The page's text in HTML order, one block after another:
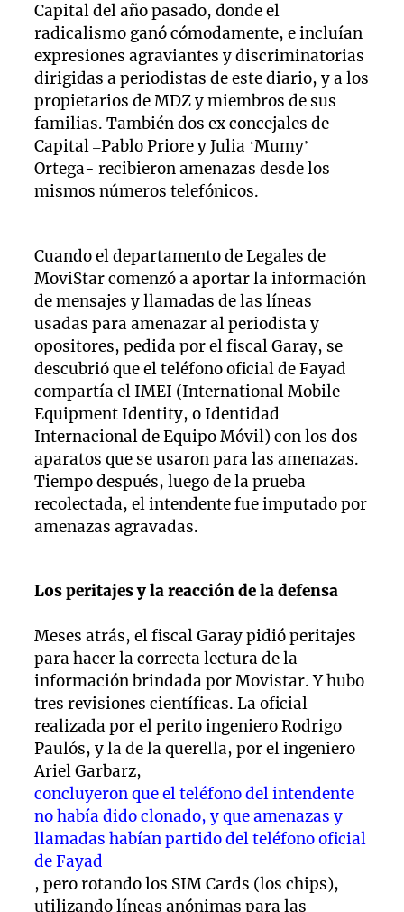
Capital del año pasado, donde el
radicalismo ganó cómodamente, e incluían
expresiones agraviantes y discriminatorias
dirigidas a periodistas de este diario, y a los
propietarios de MDZ y miembros de sus
familias. También dos ex concejales de
Capital –Pablo Priore y Julia ‘Mumy’
Ortega- recibieron amenazas desde los
mismos números telefónicos.
Cuando el departamento de Legales de
MoviStar comenzó a aportar la información
de mensajes y llamadas de las líneas
usadas para amenazar al periodista y
opositores, pedida por el fiscal Garay, se
descubrió que el teléfono oficial de Fayad
compartía el IMEI (International Mobile
Equipment Identity, o Identidad
Internacional de Equipo Móvil) con los dos
aparatos que se usaron para las amenazas.
Tiempo después, luego de la prueba
recolectada, el intendente fue imputado por
amenazas agravadas.
Los peritajes y la reacción de la defensa
Meses atrás, el fiscal Garay pidió peritajes
para hacer la correcta lectura de la
información brindada por Movistar. Y hubo
tres revisiones científicas. La oficial
realizada por el perito ingeniero Rodrigo
Paulós, y la de la querella, por el ingeniero
Ariel Garbarz,
concluyeron que el teléfono del intendente
no había dido clonado, y que amenazas y
llamadas habían partido del teléfono oficial
de Fayad
, pero rotando los SIM Cards (los chips),
utilizando líneas anónimas para las